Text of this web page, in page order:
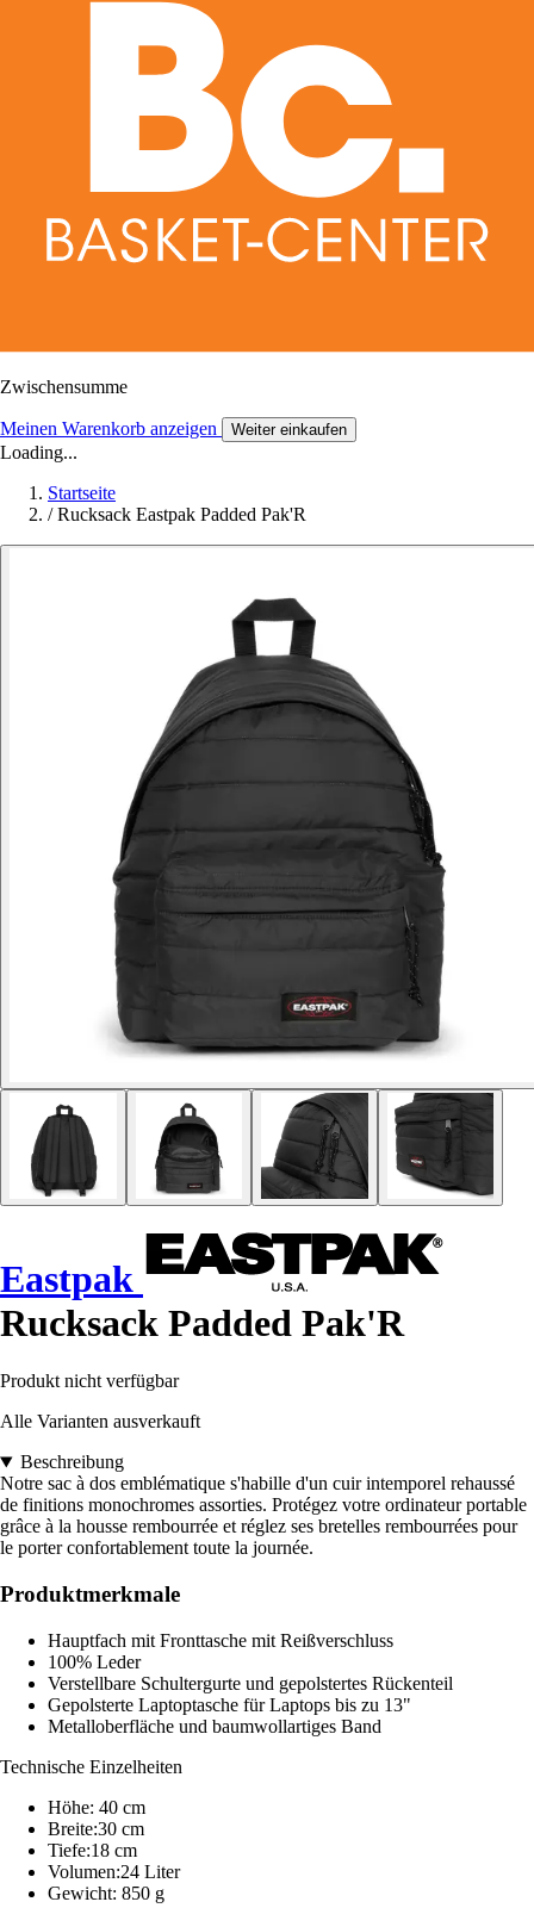
Zwischensumme
Meinen Warenkorb anzeigen Weiter einkaufen
Loading...
Startseite
/ Rucksack Eastpak Padded Pak'R
Eastpak
Rucksack Padded Pak'R
Produkt nicht verfügbar
Alle Varianten ausverkauft
Beschreibung
Notre sac à dos emblématique s'habille d'un cuir intemporel rehaussé
de finitions monochromes assorties. Protégez votre ordinateur portable
grâce à la housse rembourrée et réglez ses bretelles rembourrées pour
le porter confortablement toute la journée.
Produktmerkmale
Hauptfach mit Fronttasche mit Reißverschluss
100% Leder
Verstellbare Schultergurte und gepolstertes Rückenteil
Gepolsterte Laptoptasche für Laptops bis zu 13"
Metalloberfläche und baumwollartiges Band
Technische Einzelheiten
Höhe: 40 cm
Breite:30 cm
Tiefe:18 cm
Volumen:24 Liter
Gewicht: 850 g